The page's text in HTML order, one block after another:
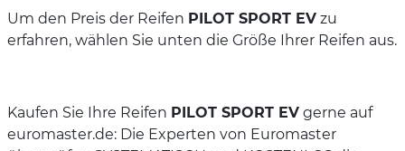
Um den Preis der Reifen PILOT SPORT EV zu
erfahren, wählen Sie unten die Größe Ihrer Reifen aus.
Kaufen Sie Ihre Reifen PILOT SPORT EV gerne auf
euromaster.de: Die Experten von Euromaster